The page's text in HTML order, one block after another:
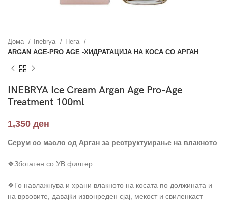
Дома Inebrya
Нега
ARGAN AGE-PRO AGE -ХИДРАТАЦИЈА НА КОСА СО АРГАН
INEBRYA Ice Cream Argan Age Pro-Age
Treatment 100ml
1,350 ден
Серум со масло од Арган за реструктуирање на влакното
❖Збогатен со УВ филтер
❖Го навлажнува и храни влакното на косата по должината и
на врвовите, давајќи извонреден сјај, мекост и свиленкаст